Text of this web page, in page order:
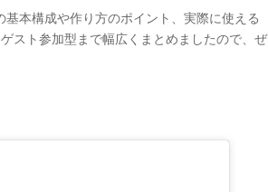
本構成や作り方のポイント、実際に使える
スト参加型まで幅広くまとめましたので、ぜ